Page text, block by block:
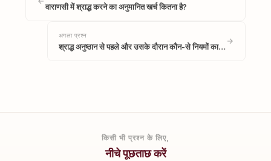
वाराणसी में श्राद्ध करने का अनुमानित खर्च कितना है?
अगला प्रश्न
श्राद्ध अनुष्ठान से पहले और उसके दौरान कौन-से नियमों का…
किसी भी प्रश्न के लिए,
नीचे पूछताछ करें